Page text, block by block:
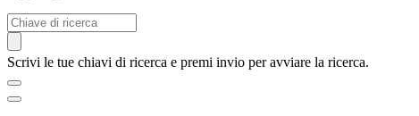
Cerca
Scrivi le tue chiavi di ricerca e premi invio per avviare la ricerca.